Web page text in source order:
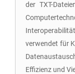
der TXT-
verwendet für
Effizienz und